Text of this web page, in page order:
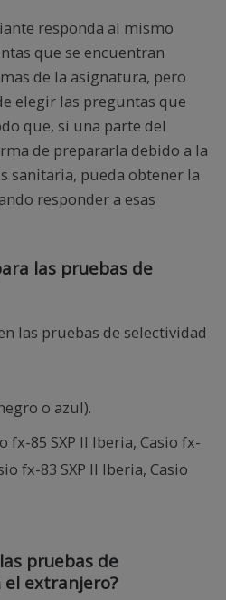
responda al mismo
que se encuentran
de la asignatura, pero
elegir las preguntas que
que, si una parte del
de prepararla debido a la
sanitaria, pueda obtener la
responder a esas
las pruebas de
las pruebas de selectividad
o azul).
fx-85 SXP II Iberia, Casio fx-
fx-83 SXP II Iberia, Casio
pruebas de
el extranjero?